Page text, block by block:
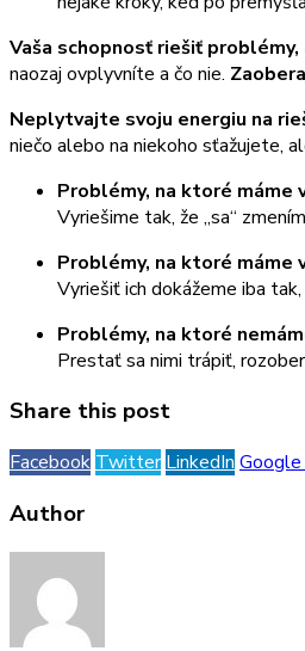
Vaša schopnosť riešiť
naozaj ovplyvníte a čo nie.
Neplytvajte svoju energiu na
niečo alebo na niekoho sťažujete,
Problémy, na ktoré máme
Vyriešime tak, že „sa“
Problémy, na ktoré máme
Vyriešiť ich dokážeme iba
Problémy, na ktoré
Prestať sa nimi trápiť,
Share this post
Facebook Twitter LinkedIn
Author